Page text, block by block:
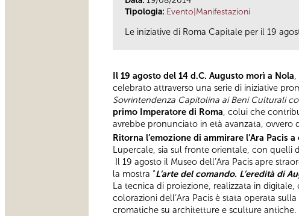
Tipologia: Evento|Manifestazioni
Le iniziative di Roma Capitale per il 19
Il 19 agosto del 14 d.C. Augusto morì a Nola,
celebrato attraverso una serie di iniziative
Sovrintendenza Capitolina ai Beni Culturali
primo Imperatore di Roma, colui che
avrebbe pronunciato in età avanzata, ovvero
Ritorna l’emozione di ammirare l’Ara Pacis
Lupercale, sia sul fronte orientale, con quelli
Il 19 agosto il Museo dell’Ara Pacis apre
la mostra “L’arte del comando. L’eredità di
La tecnica di proiezione, realizzata in
colorazioni dell’Ara Pacis è stata operata
cromatiche su architetture e sculture antiche.